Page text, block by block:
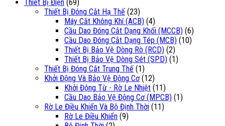
Thiết Bị Điện (69)
Thiết Bị Đóng Cắt Hạ Thế (23)
Máy Cắt Không Khí (ACB) (4)
Cầu Dao Đóng Cắt Dạng Khối (MCCB) (6)
Cầu Dao Đóng Cắt Dạng Tép (MCB) (10)
Thiết Bị Bảo Vệ Dòng Rò (RCD) (2)
Thiết Bị Bảo Vệ Dòng Sét (SPD) (1)
Thiết Bị Đóng Cắt Trung Thế (1)
Khởi Động Và Bảo Vệ Động Cơ (12)
Khởi Động Từ - Rờ Le Nhiệt (11)
Cầu Dao Bảo Vệ Động Cơ (MPCB) (1)
Rờ Le Điều Khiển Và Bộ Định Thời (11)
Rờ Le Điều Khiển (9)